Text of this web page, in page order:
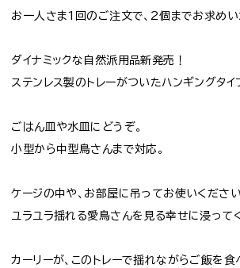
お一人さま1回のご注文で、2個までお求めい
ダイナミックな自然派用品新発売！
ステンレス製のトレーがついたハンギングタイ
ごはん皿や水皿にどうぞ。
小型から中型鳥さんまで対応。
ケージの中や、お部屋に吊ってお使いください
ユラユラ揺れる愛鳥さんを見る幸せに浸って
カーリーが、このトレーで揺れながらご飯を食